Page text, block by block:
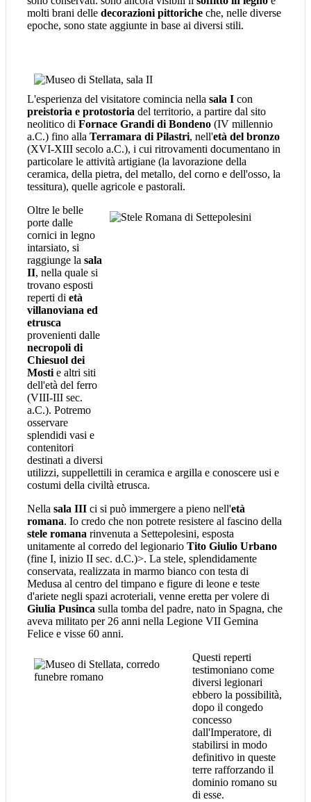
molti brani delle decorazioni pittoriche che, nelle diverse
epoche, sono state aggiunte in base ai diversi stili.
L'esperienza del visitatore comincia nella sala I con
preistoria e protostoria del territorio, a partire dal sito
neolitico di Fornace Grandi di Bondeno (IV millennio
a.C.) fino alla Terramara di Pilastri, nell'età del bronzo
(XVI-XIII secolo a.C.), i cui ritrovamenti documentano in
particolare le attività artigiane (la lavorazione della
ceramica, della pietra, del metallo, del corno e dell'osso, la
tessitura), quelle agricole e pastorali.
Oltre le belle
porte dalle
cornici in legno
intarsiato, si
raggiunge la sala
II, nella quale si
trovano esposti
reperti di età
villanoviana ed
etrusca
provenienti dalle
necropoli di
Chiesuol dei
Mosti e altri siti
dell'età del ferro
(VIII-III sec.
a.C.). Potremo
osservare
splendidi vasi e
contenitori
destinati a diversi
utilizzi, suppellettili in ceramica e argilla e conoscere usi e
costumi della civiltà etrusca.
Nella sala III ci si può immergere a pieno nell'età
romana. Io credo che non potrete resistere al fascino della
stele romana rinvenuta a Settepolesini, esposta
unitamente al corredo del legionario Tito Giulio Urbano
(fine I, inizio II sec. d.C.)>. La stele, splendidamente
conservata, realizzata in marmo bianco con testa di
Medusa al centro del timpano e figure di leone e teste
d'ariete negli spazi acroteriali, venne eretta per volere di
Giulia Pusinca sulla tomba del padre, nato in Spagna, che
aveva militato per 26 anni nella Legione VII Gemina
Felice e visse 60 anni.
Questi reperti
testimoniano come
diversi legionari
ebbero la possibilità,
dopo il congedo
concesso
dall'Imperatore, di
stabilirsi in modo
definitivo in queste
terre rafforzando il
dominio romano su
di esse.